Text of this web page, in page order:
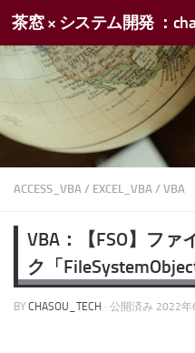
コンテンツへスキップ
茶窓 × システム開発 ：
ACCESS_VBA / EXCEL_VBA / VBA
VBA：【FSO】ファ
ク「FileSystemObject
BY CHASOU_TECH · 公開済み 2022年